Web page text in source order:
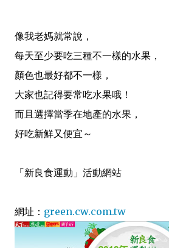
像我老媽就常說，
每天至少要吃三種不一樣的水果，
顏色也最好都不一樣，
大家也記得要常吃水果哦！
而且選擇當季在地產的水果，
好吃新鮮又便宜～
「新良食運動」 活動網站
網址： green.cw.com.tw